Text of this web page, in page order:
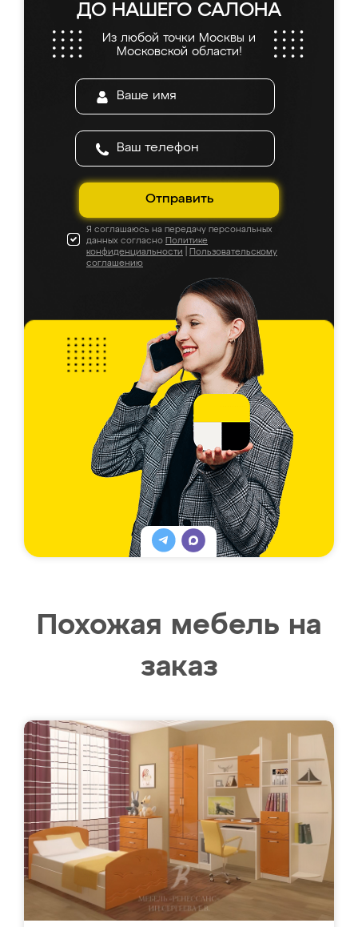
ДО НАШЕГО САЛОНА
Из любой точки Москвы и
Московской области!
Отправить
Я соглашаюсь на передачу персональных
данных согласно Политике
конфиденциальности
Пользовательскому
соглашению
Похожая мебель на
заказ